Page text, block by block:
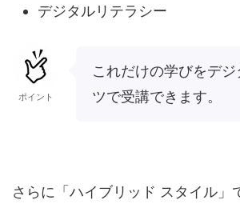
デジタルリテラシー
ポイント
これだけの学びをデ
ツで受講できます。
さらに「ハイブリッド スタイル」